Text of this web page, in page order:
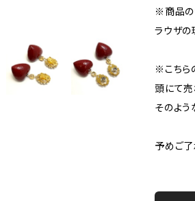
※商品の
ラウザの
※こちら
頭にて売
そのよう
予めご了